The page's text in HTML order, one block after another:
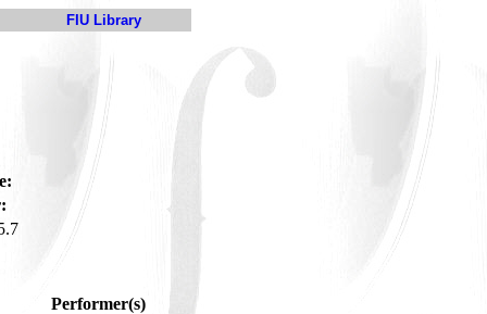
FIU Library
Performer(s)